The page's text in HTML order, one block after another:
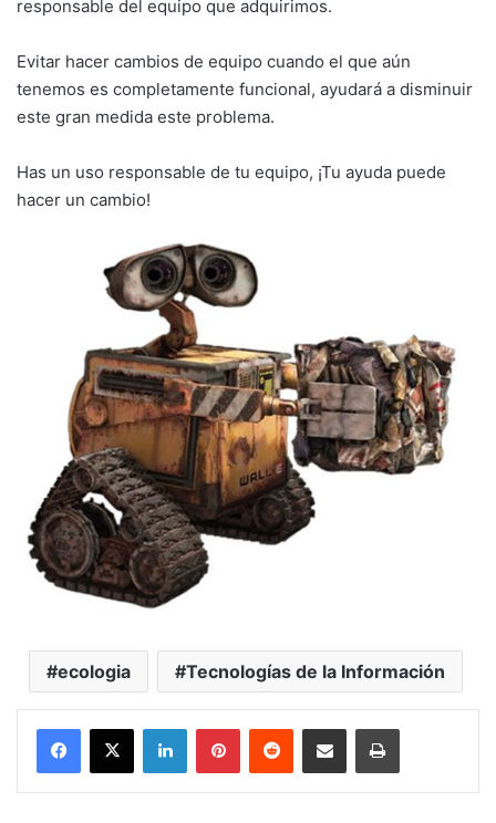
responsable del equipo que adquirimos.
Evitar hacer cambios de equipo cuando el que aún
tenemos es completamente funcional, ayudará a disminuir
este gran medida este problema.
Has un uso responsable de tu equipo, ¡Tu ayuda puede
hacer un cambio!
ecologia Tecnologías de la Información
LinkedInPinterestReddit Share via Email Print